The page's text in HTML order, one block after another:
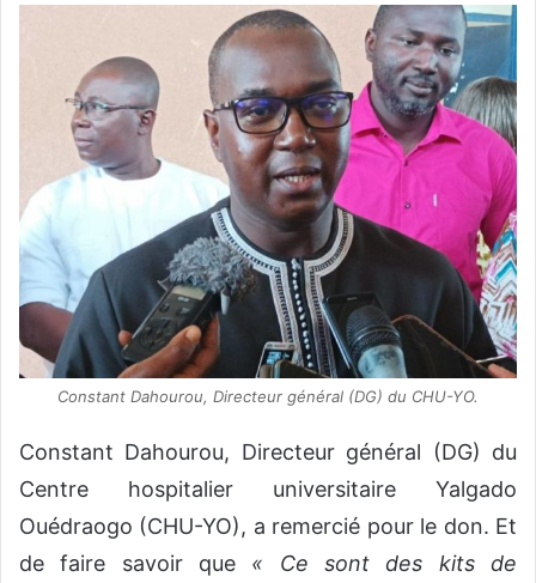
Constant Dahourou, Directeur général (DG) du CHU-YO.
Constant Dahourou, Directeur général (DG) du
Centre hospitalier universitaire Yalgado
Ouédraogo (CHU-YO), a remercié pour le don. Et
de faire savoir que « Ce sont des kits de